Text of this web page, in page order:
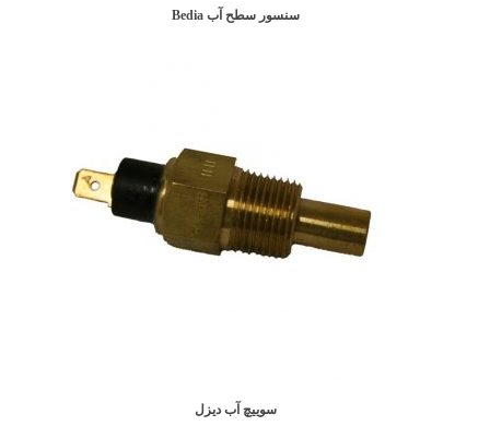
سنسور سطح آب Bedia
سوییچ آب دیزل